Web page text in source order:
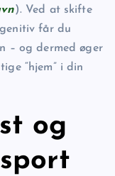
). Ved at skifte
får du
– og dermed øger
“hjem” i din
og